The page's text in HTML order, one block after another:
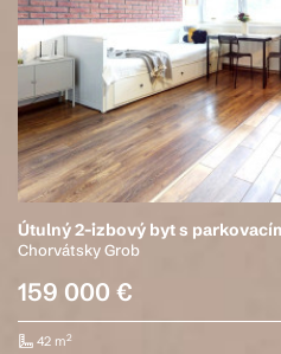
Útulný 2-izbový byt s
Chorvátsky Grob
159 000 €
42 m2